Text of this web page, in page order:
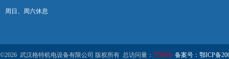
周日、周六休息
©2026 武汉格特机电设备有限公司 版权所有 总访问量： 379516 备案号：鄂ICP备